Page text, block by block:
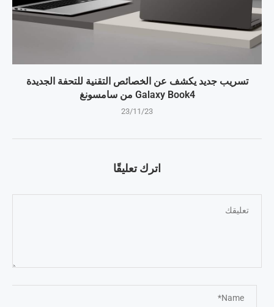
تسريب جديد يكشف عن الخصائص التقنية للتحفة الجديدة
Galaxy Book4 من سامسونغ
23/11/23
اترك تعليقًا